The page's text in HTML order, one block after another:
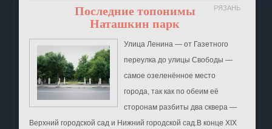
Последние топонимы РЯЗАНЬ
Наташкин парк
Улица Ленина ― от Газетного
переулка до улицы Свободы ―
самое озеленённое место
города, так как по обеим её
сторонам разбиты два сквера ―
Верхний городской сад и Нижний городской сад.В конце XIX